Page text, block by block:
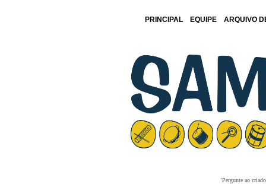
PRINCIPAL EQUIPE ARQUIVO
'Pergunte ao